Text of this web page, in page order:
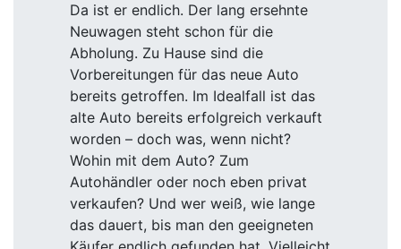
Da ist er endlich. Der lang ersehnte
Neuwagen steht schon für die
Abholung. Zu Hause sind die
Vorbereitungen für das neue Auto
bereits getroffen. Im Idealfall ist das
alte Auto bereits erfolgreich verkauft
worden – doch was, wenn nicht?
Wohin mit dem Auto? Zum
Autohändler oder noch eben privat
verkaufen? Und wer weiß, wie lange
das dauert, bis man den geeigneten